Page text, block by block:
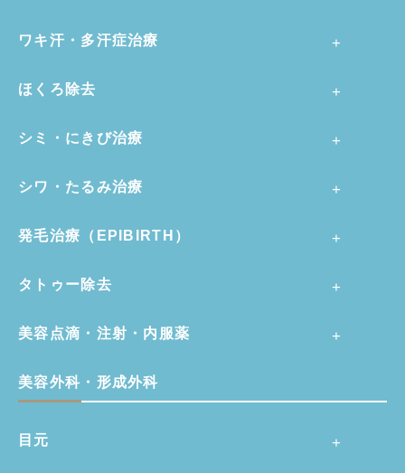
ワキ汗・多汗症治療
ほくろ除去
シミ・にきび治療
シワ・たるみ治療
発毛治療（EPIBIRTH）
タトゥー除去
美容点滴・注射・内服薬
美容外科・形成外科
目元